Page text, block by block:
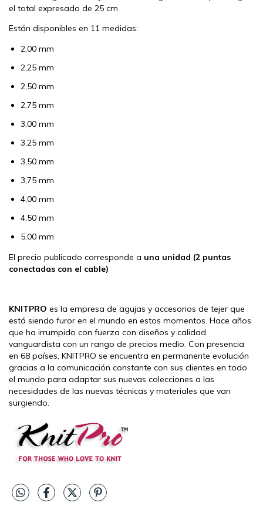
el total expresado de 25 cm
Están disponibles en 11 medidas:
2,00 mm
2,25 mm
2,50 mm
2,75 mm
3,00 mm
3,25 mm
3,50 mm
3,75 mm
4,00 mm
4,50 mm
5,00 mm
El precio publicado corresponde a una unidad (2 puntas
conectadas con el cable)
KNITPRO es la empresa de agujas y accesorios de tejer que
está siendo furor en el mundo en estos momentos. Hace años
que ha irrumpido con fuerza con diseños y calidad
vanguardista con un rango de precios medio. Con presencia
en 68 países, KNITPRO se encuentra en permanente evolución
gracias a la comunicación constante con sus clientes en todo
el mundo para adaptar sus nuevas colecciones a las
necesidades de las nuevas técnicas y materiales que van
surgiendo.